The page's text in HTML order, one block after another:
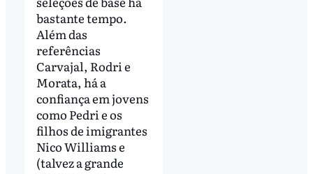
bastante tempo.
Além das
referências
Carvajal, Rodri e
Morata, há a
confiança em jovens
como Pedri e os
filhos de imigrantes
Nico Williams e
(talvez a grande